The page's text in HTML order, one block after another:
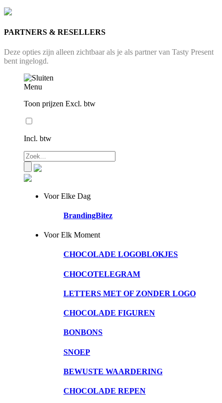
PARTNERS & RESELLERS
Deze opties zijn alleen zichtbaar als je als partner van Tasty Present
bent ingelogd.
Menu
Toon prijzen Excl. btw
Incl. btw
Voor Elke Dag
BrandingBitez
Voor Elk Moment
CHOCOLADE LOGOBLOKJES
CHOCOTELEGRAM
LETTERS MET OF ZONDER LOGO
CHOCOLADE FIGUREN
BONBONS
SNOEP
BEWUSTE WAARDERING
CHOCOLADE REPEN